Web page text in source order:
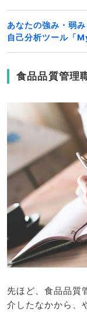
あなたの強み・弱み
自己分析ツール「
食品品質管理
先ほど、食品品質
介したなかから、